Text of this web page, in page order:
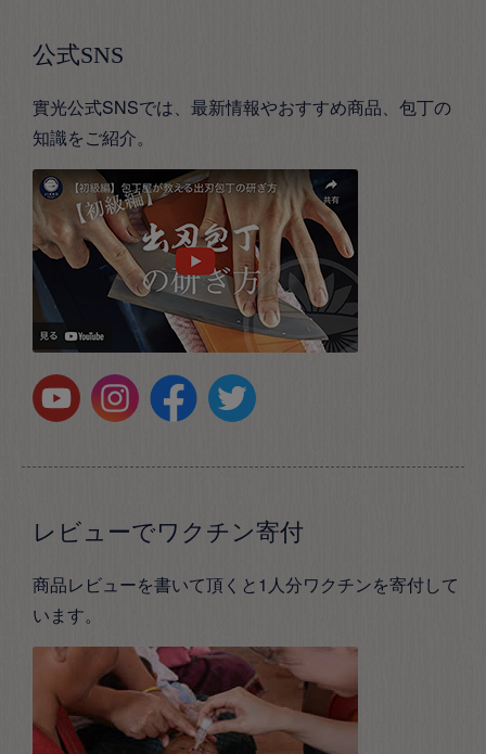
公式SNS
實光公式SNSでは、最新情報やおすすめ商品、包丁の
知識をご紹介。
レビューでワクチン寄付
商品レビューを書いて頂くと1人分ワクチンを寄付して
います。